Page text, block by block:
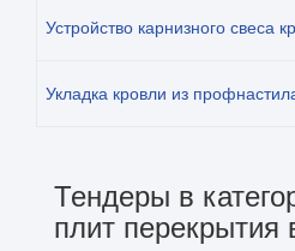
Устройство карнизного свеса
Укладка кровли из
Тендеры в
плит